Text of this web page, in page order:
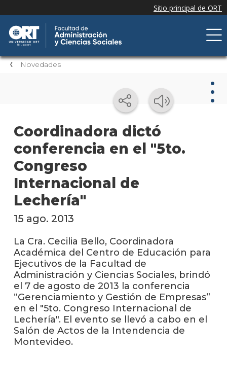
Novedades
Coordinadora dictó
conferencia en el "5to.
Congreso
Internacional de
Lechería"
La
en
15 ago. 2013
La Cra. Cecilia Bello, Coordinadora
Académica del Centro de Educación para
Ejecutivos de la Facultad de
Administración y Ciencias Sociales, brindó
el 7 de agosto de 2013 la conferencia
“Gerenciamiento y Gestión de Empresas”
en el "5to. Congreso Internacional de
Lechería". El evento se llevó a cabo en el
Salón de Actos de la Intendencia de
Montevideo.